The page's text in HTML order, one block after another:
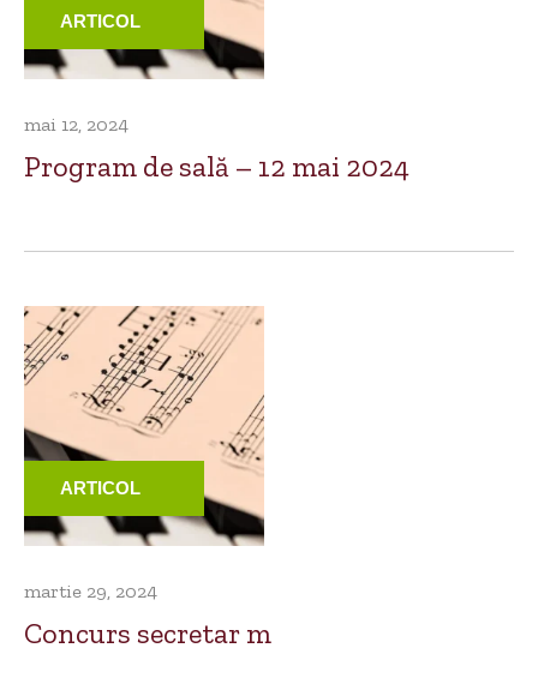
ARTICOL
mai 12, 2024
Program de sală – 12 mai 2024
ARTICOL
martie 29, 2024
Concurs secretar m